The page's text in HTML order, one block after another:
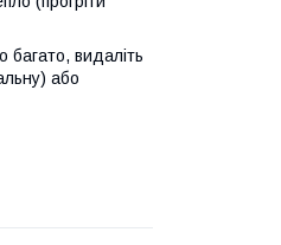
багато, видаліть
або